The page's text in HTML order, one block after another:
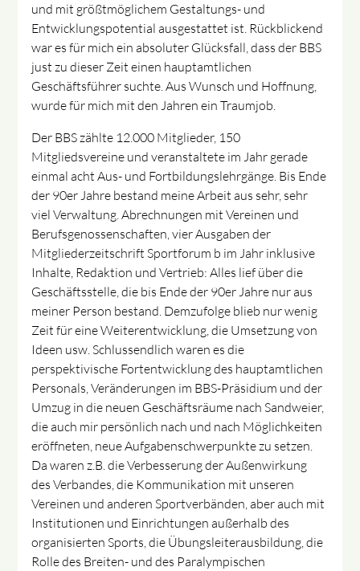
und mit größtmöglichem Gestaltungs- und
Entwicklungspotential ausgestattet ist. Rückblickend
war es für mich ein absoluter Glücksfall, dass der BBS
just zu dieser Zeit einen hauptamtlichen
Geschäftsführer suchte. Aus Wunsch und Hoffnung,
wurde für mich mit den Jahren ein Traumjob.
Der BBS zählte 12.000 Mitglieder, 150
Mitgliedsvereine und veranstaltete im Jahr gerade
einmal acht Aus- und Fortbildungslehrgänge. Bis Ende
der 90er Jahre bestand meine Arbeit aus sehr, sehr
viel Verwaltung. Abrechnungen mit Vereinen und
Berufsgenossenschaften, vier Ausgaben der
Mitgliederzeitschrift Sportforum b im Jahr inklusive
Inhalte, Redaktion und Vertrieb: Alles lief über die
Geschäftsstelle, die bis Ende der 90er Jahre nur aus
meiner Person bestand. Demzufolge blieb nur wenig
Zeit für eine Weiterentwicklung, die Umsetzung von
Ideen usw. Schlussendlich waren es die
perspektivische Fortentwicklung des hauptamtlichen
Personals, Veränderungen im BBS-Präsidium und der
Umzug in die neuen Geschäftsräume nach Sandweier,
die auch mir persönlich nach und nach Möglichkeiten
eröffneten, neue Aufgabenschwerpunkte zu setzen.
Da waren z.B. die Verbesserung der Außenwirkung
des Verbandes, die Kommunikation mit unseren
Vereinen und anderen Sportverbänden, aber auch mit
Institutionen und Einrichtungen außerhalb des
organisierten Sports, die Übungsleiterausbildung, die
Rolle des Breiten- und des Paralympischen